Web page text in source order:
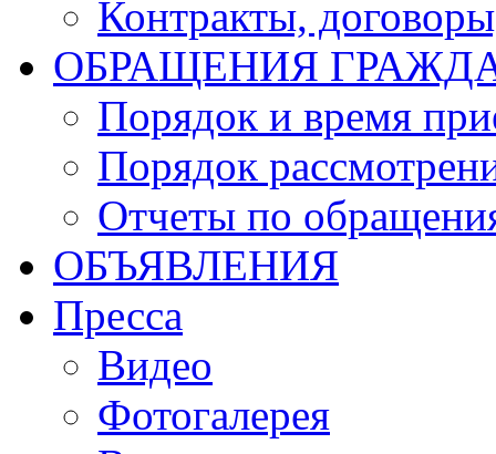
Контракты,
ОБРАЩЕНИЯ
Порядок и время
Порядок
Отчеты по
ОБЪЯВЛЕНИЯ
Пресса
Видео
Фотогалерея